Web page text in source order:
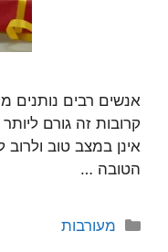
אנשים רבים נותנים
קרובות זה גורם
אינן במצב טוב
הטובה …
קטגוריות
מעורבות